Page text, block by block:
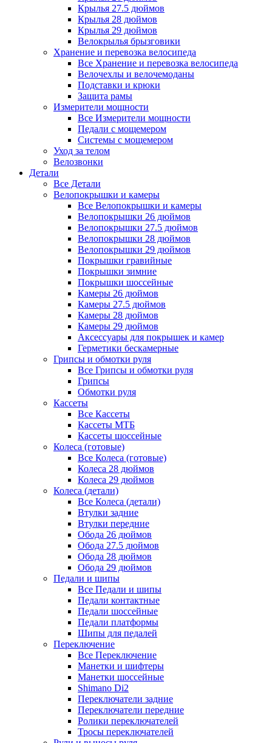
Крылья 27.5 дюймов
Крылья 28 дюймов
Крылья 29 дюймов
Велокрылья брызговики
Хранение и перевозка велосипеда
Все Хранение и перевозка велосипеда
Велочехлы и велочемоданы
Подставки и крюки
Защита рамы
Измерители мощности
Все Измерители мощности
Педали с мощемером
Системы с мощемером
Уход за телом
Велозвонки
Детали
Все Детали
Велопокрышки и камеры
Все Велопокрышки и камеры
Велопокрышки 26 дюймов
Велопокрышки 27.5 дюймов
Велопокрышки 28 дюймов
Велопокрышки 29 дюймов
Покрышки гравийные
Покрышки зимние
Покрышки шоссейные
Камеры 26 дюймов
Камеры 27.5 дюймов
Камеры 28 дюймов
Камеры 29 дюймов
Аксессуары для покрышек и камер
Герметики бескамерные
Грипсы и обмотки руля
Все Грипсы и обмотки руля
Грипсы
Обмотки руля
Кассеты
Все Кассеты
Кассеты МТБ
Кассеты шоссейные
Колеса (готовые)
Все Колеса (готовые)
Колеса 28 дюймов
Колеса 29 дюймов
Колеса (детали)
Все Колеса (детали)
Втулки задние
Втулки передние
Обода 26 дюймов
Обода 27.5 дюймов
Обода 28 дюймов
Обода 29 дюймов
Педали и шипы
Все Педали и шипы
Педали контактные
Педали шоссейные
Педали платформы
Шипы для педалей
Переключение
Все Переключение
Манетки и шифтеры
Манетки шоссейные
Shimano Di2
Переключатели задние
Переключатели передние
Ролики переключателей
Тросы переключателей